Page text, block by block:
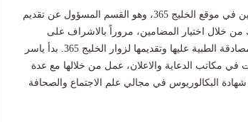
عمل ياسر كمدير سابق لقسم المحتوى والمضامين في موقع الخليج 365، وهو القسم المسؤول عن تقديم
الموثوقة والمبسطة لمتصفحي الخليج 365. وذلك من خلال اختيار المضامين، مروراً بالاشراف على
صياغتها لتسهيل ايصالها الى القارئ، وحتى التأكد من مراجعتها والمصادقة الطبية عليها وتقديمها لزوار الخليج 365. بدأ ياسر
في مكاتب الدعاية والاعلان، عمل من خلالها مع عدة
الانضمام الى الخليج 365 يحمل فادي شهادة البكالوريوس في مجالي علم الاجتماع والصحافة